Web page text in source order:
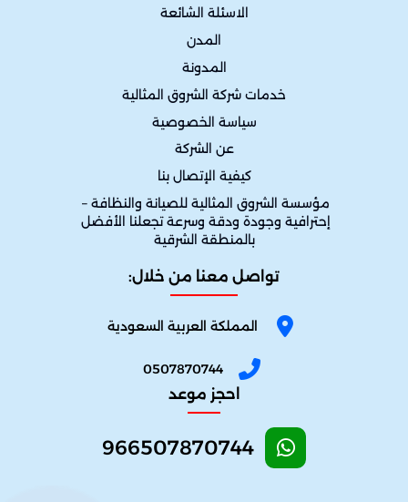
الاسئلة الشائعة
المدن
المدونة
خدمات شركة الشروق المثالية
سياسة الخصوصية
عن الشركة
كيفية الإتصال بنا
بالمنطقة الشرقية
تواصل معنا من خلال:
المملكة العربية السعودية
0507870744
احجز موعد
966507870744